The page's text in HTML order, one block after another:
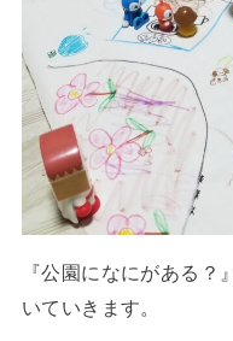
『公園になにがある
いていきます。